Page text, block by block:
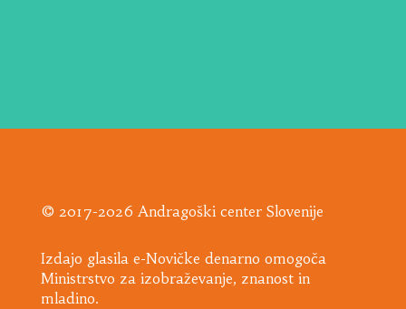
© 2017-2026 Andragoški center Slovenije
Izdajo glasila e-Novičke denarno omogoča
Ministrstvo za izobraževanje, znanost in
mladino.